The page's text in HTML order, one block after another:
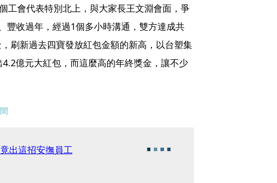
工會代表特別北上，與大家長王文淵會面，爭
豐收過年，經過1個多小時溝通，雙方達成共
刷新過去四寶發放紅包金額的新高，以台塑集
億元大紅包，而這麼高的年終獎金，讓不少
出這招安撫員工